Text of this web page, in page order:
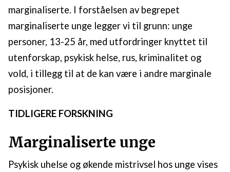
marginaliserte. I forståelsen av begrepet
marginaliserte unge legger vi til grunn: unge
personer, 13-25 år, med utfordringer knyttet til
utenforskap, psykisk helse, rus, kriminalitet og
vold, i tillegg til at de kan være i andre marginale
posisjoner.
TIDLIGERE FORSKNING
Marginaliserte unge
Psykisk uhelse og økende mistrivsel hos unge vises